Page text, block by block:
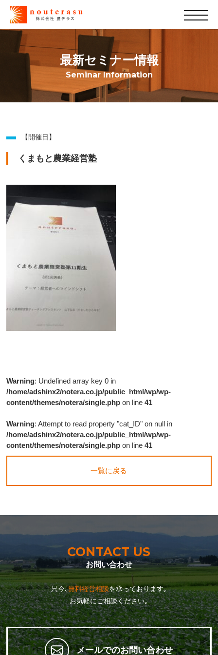
最新セミナー情報
Seminar Information
【開催日】
くまもと農業経営塾
Warning: Undefined array key 0 in
/home/adshinx2/notera.co.jp/public_html/wp/wp-
content/themes/notera/single.php on line41
Warning: Attempt to read property "cat_ID" on null in
/home/adshinx2/notera.co.jp/public_html/wp/wp-
content/themes/notera/single.php on line41
一覧に戻る
CONTACT US
お問い合わせ
只今､無料経営相談を承っております｡
お気軽にご相談ください｡
メールでのお問い合わせ